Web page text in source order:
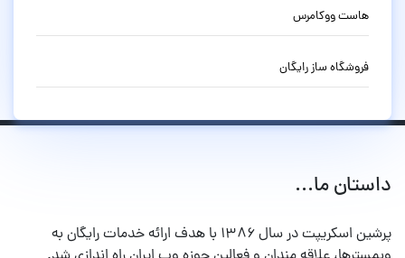
هاست ووکامرس
فروشگاه ساز رایگان
داستان ما...
پرشین اسکریپت در سال ۱۳۸۶ با هدف ارائه خدمات رایگان به